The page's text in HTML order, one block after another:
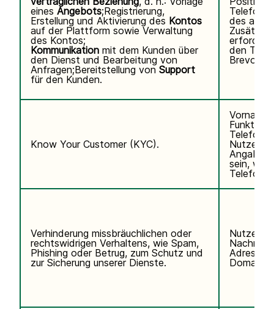
eines Angebots;Registrierung,
Erstellung und Aktivierung des Kontos
auf der Plattform sowie Verwaltung
des Kontos;
Kommunikation mit dem Kunden über
den Dienst und Bearbeitung von
Anfragen;Bereitstellung von Support
für den Kunden.
des
den
Brevo
Know Your Customer (KYC).
Angaben
sein,
Verhinderung missbräuchlichen oder
rechtswidrigen Verhaltens, wie Spam,
Phishing oder Betrug, zum Schutz und
zur Sicherung unserer Dienste.
Adresse,
Domain